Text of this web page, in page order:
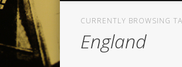
CURRENTLY BROWSING
England